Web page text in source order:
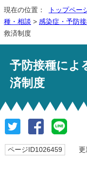
現在の位置： トップペー
種・相談 > 感染症・予防
救済制度
予防接種によ
済制度
ページID1026459 更